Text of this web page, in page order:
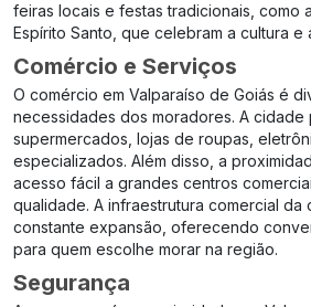
feiras locais e festas tradicionais, como
Espírito Santo, que celebram a cultura e
Comércio e Serviços
O comércio em Valparaíso de Goiás é
necessidades dos moradores. A cidade
supermercados, lojas de roupas,
especializados. Além disso, a
acesso fácil a grandes centros
qualidade. A infraestrutura comercial da
constante expansão, oferecendo
para quem escolhe morar na região.
Segurança